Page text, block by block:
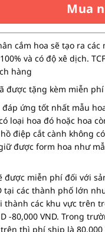
Mua
cắm hoa sẽ tạo ra
và có độ xê dịch.
hàng
được tặng kèm miễn
đáp ứng tốt nhất mẫu
loại hoa đó hoặc hoa
điệp cắt cành không
được form hoa như
được miễn phí đối với
tại các thành phố lớn
thành các khu vực trên
-80,000 VND. Trong
thì phí ship là 80,000